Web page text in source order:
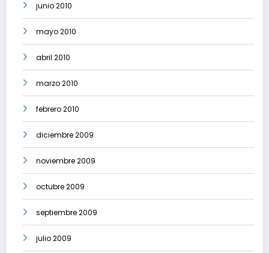
junio 2010
mayo 2010
abril 2010
marzo 2010
febrero 2010
diciembre 2009
noviembre 2009
octubre 2009
septiembre 2009
julio 2009